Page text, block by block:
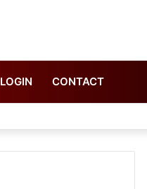
LOGIN CONTACT